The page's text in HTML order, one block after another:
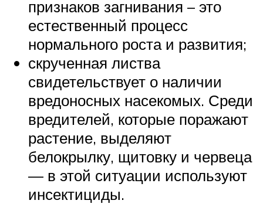
признаков загнивания – это
естественный процесс
нормального роста и развития;
скрученная листва
свидетельствует о наличии
вредоносных насекомых. Среди
вредителей, которые поражают
растение, выделяют
белокрылку, щитовку и червеца
— в этой ситуации используют
инсектициды.